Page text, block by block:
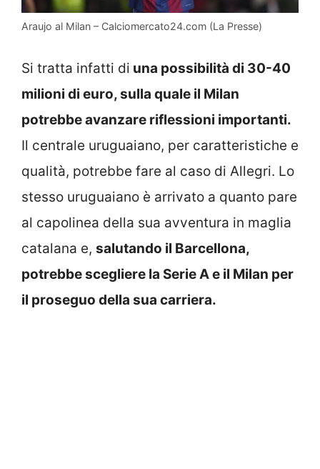
Araujo al Milan – Calciomercato24.com (La Presse)
Si tratta infatti di una possibilità di 30-40
milioni di euro, sulla quale il Milan
potrebbe avanzare riflessioni importanti.
Il centrale uruguaiano, per caratteristiche e
qualità, potrebbe fare al caso di Allegri. Lo
stesso uruguaiano è arrivato a quanto pare
al capolinea della sua avventura in maglia
catalana e, salutando il Barcellona,
potrebbe scegliere la Serie A e il Milan per
il proseguo della sua carriera.